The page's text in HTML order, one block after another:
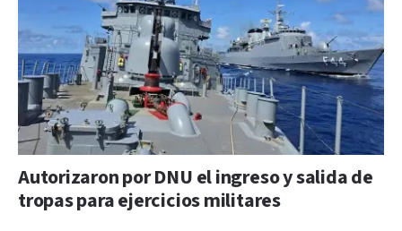
Autorizaron por DNU el ingreso y salida de
tropas para ejercicios militares